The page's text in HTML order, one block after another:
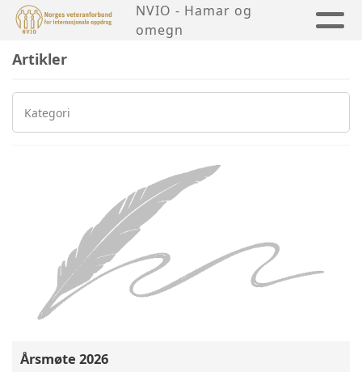
NVIO - Hamar og
omegn
Artikler
Kategori
Årsmøte 2026